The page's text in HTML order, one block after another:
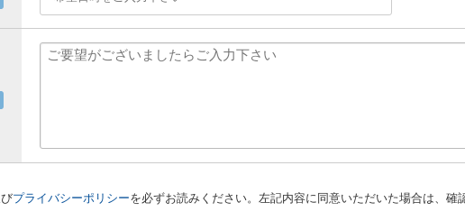
プライバシーポリシーを必ずお読みください。左記内容に同意いただいた場合は、確